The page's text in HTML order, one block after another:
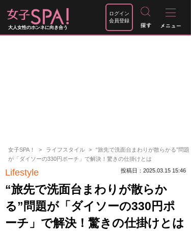
大人女性のホンネに向き合う
ログイン
会員登録
女子SPA！ ライフスタイル
“旅先で洗面台まわりが散らかる”問題
が「ダイソーの330円ポーチ」で解決！驚きの仕掛けとは
Lifestyle 投稿日：2025.03.15 15:46
“旅先で洗面台まわりが散らか
る”問題が「ダイソーの330円ポ
ーチ」で解決！驚きの仕掛けとは